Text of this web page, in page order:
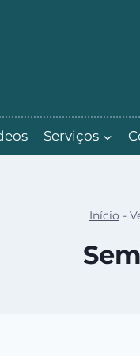
Serviços
Início -